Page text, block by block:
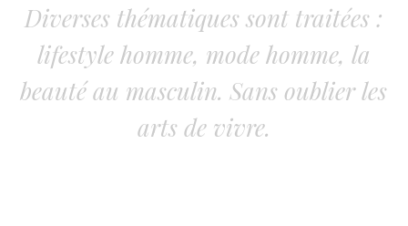
Diverses thématiques sont traitées :
lifestyle homme, mode homme, la
beauté au masculin. Sans oublier les
arts de vivre.